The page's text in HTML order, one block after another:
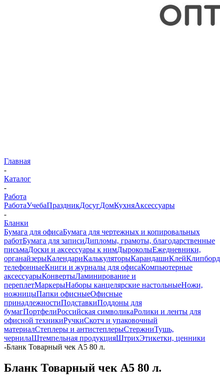
Главная
-
Каталог
-
Работа
РаботаУчебаПраздникДосугДомКухняАксессуары
-
Бланки
Бумага для офисаБумага для чертежных и копировальных
работБумага для записиДипломы, грамоты, благодарственные
письмаДоски и аксессуары к нимДыроколыЕжедневники,
органайзерыКалендариКалькуляторыКарандашиКлей
телефонныеКниги и журналы для офисаКомпьютерные
аксессуарыКонвертыЛаминирование и
переплетМаркерыНаборы канцелярские настольныеНожи,
ножницыПапки офисныеОфисные
принадлежностиПодставкиПоддоны для
бумагПортфелиРоссийская символикаРолики и ленты для
офисной техникиРучкиСкотч и упаковочный
материалСтеплеры и антистеплерыСтержниТушь,
чернилаШтемпельная продукцияШтрихЭтикетки, ценники
-Бланк Товарный чек А5 80 л.
Бланк Товарный чек А5 80 л.